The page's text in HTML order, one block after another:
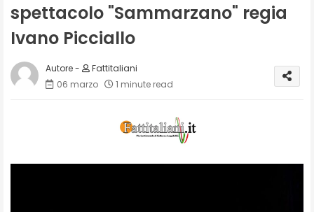
spettacolo "Sammarzano" regia
Ivano Picciallo
Fattitaliani
06 marzo
1 minute read